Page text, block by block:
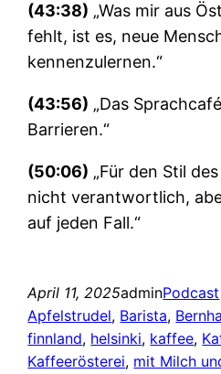
(43:38) „Was mir aus
fehlt, ist es, neue
kennenzulernen.“
(43:56) „Das
Barrieren.“
(50:06) „Für den Stil
nicht verantwortlich,
auf jeden Fall.“
April 11, 2025adminPodcast
Apfelstrudel, Barista,
finnland, helsinki, kaffee,
Kaffeerösterei, mit Milch